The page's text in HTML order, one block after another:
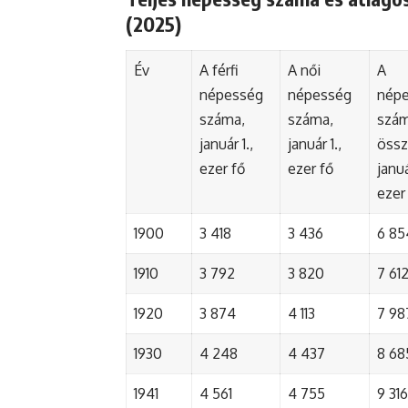
(2025)
Év
A férfi
népesség
száma,
január 1.,
ezer fő
A női
népesség
száma,
január 1.,
ezer fő
A
1900 3 418 3 436 6
1910 3 792 3 820 7 612
1920 3 874 4 113 7
1930 4 248 4 437 8
1941 4 561 4 755 9 316